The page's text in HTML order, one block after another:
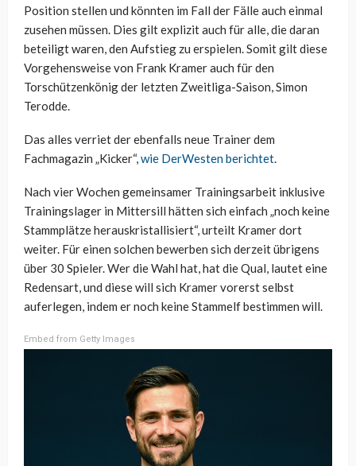
Position stellen und könnten im Fall der Fälle auch einmal
zusehen müssen. Dies gilt explizit auch für alle, die daran
beteiligt waren, den Aufstieg zu erspielen. Somit gilt diese
Vorgehensweise von Frank Kramer auch für den
Torschützenkönig der letzten Zweitliga-Saison, Simon
Terodde.
Das alles verriet der ebenfalls neue Trainer dem
Fachmagazin „Kicker“,wie DerWesten berichtet.
Nach vier Wochen gemeinsamer Trainingsarbeit inklusive
Trainingslager in Mittersill hätten sich einfach „noch keine
Stammplätze herauskristallisiert“, urteilt Kramer dort
weiter. Für einen solchen bewerben sich derzeit übrigens
über 30 Spieler. Wer die Wahl hat, hat die Qual, lautet eine
Redensart, und diese will sich Kramer vorerst selbst
auferlegen, indem er noch keine Stammelf bestimmen will.
Embed from Getty Images